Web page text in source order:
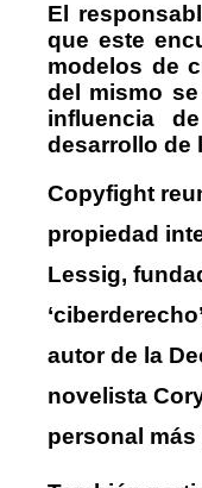
El
que este
modelos de
del mismo
influencia
desarrollo de
Copyfight
propiedad
Lessig,
autor de la
novelista
personal